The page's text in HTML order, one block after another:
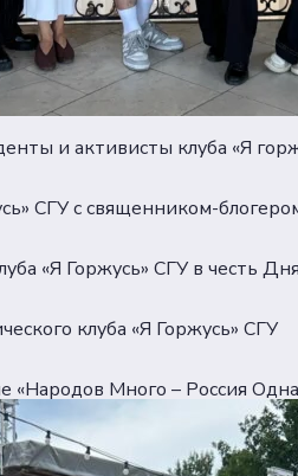
и активисты клуба «Я
СГУ с священником-
«Я Горжусь» СГУ в честь
клуба «Я Горжусь» СГУ
«Народов Много – Россия